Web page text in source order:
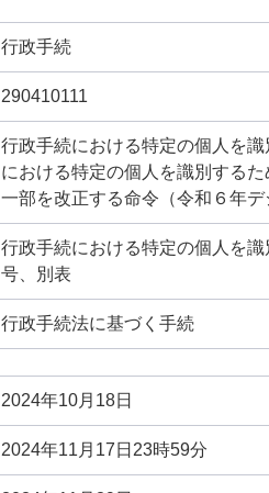
行政手続
290410111
行政手続における特定の個人を
における特定の個人を識別する
一部を改正する命令（令和６年デ
行政手続における特定の個人を
号、別表
行政手続法に基づく手続
2024年10月18日
2024年11月17日23時59分